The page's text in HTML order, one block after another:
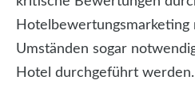
Umständen sogar
Hotel durchgeführt werden.